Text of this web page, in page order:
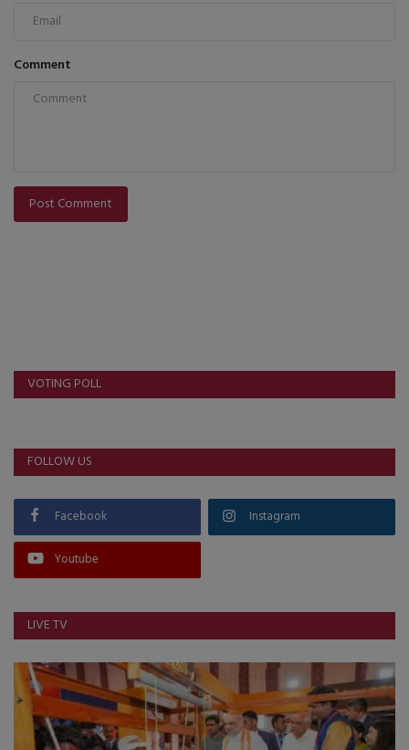
Comment
Post Comment
VOTING POLL
FOLLOW US
Facebook Instagram
Youtube
LIVE TV